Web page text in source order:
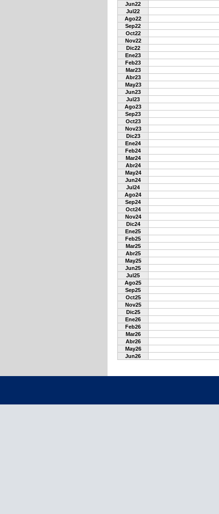
Jun22
Jul22
Ago22
Sep22
Oct22
Nov22
Dic22
Ene23
Feb23
Mar23
Abr23
May23
Jun23
Jul23
Ago23
Sep23
Oct23
Nov23
Dic23
Ene24
Feb24
Mar24
Abr24
May24
Jun24
Jul24
Ago24
Sep24
Oct24
Nov24
Dic24
Ene25
Feb25
Mar25
Abr25
May25
Jun25
Jul25
Ago25
Sep25
Oct25
Nov25
Dic25
Ene26
Feb26
Mar26
Abr26
May26
Jun26